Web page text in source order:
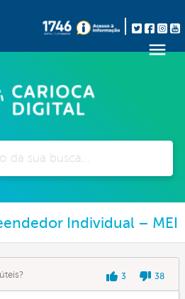
Individual – MEI
3 38